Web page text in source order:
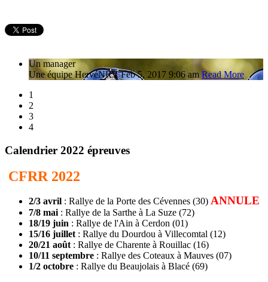
Un manager
Une équipe HervéNRV Feb 5, 2017 9:06 amRead More
1
2
3
4
Calendrier 2022 épreuves
CFRR 2022
2/3 avril : Rallye de la Porte des Cévennes (30) ANNULE
7/8 mai : Rallye de la Sarthe à La Suze (72)
18/19 juin : Rallye de l'Ain à Cerdon (01)
15/16 juillet : Rallye du Dourdou à Villecomtal (12)
20/21 août : Rallye de Charente à Rouillac (16)
10/11 septembre : Rallye des Coteaux à Mauves (07)
1/2 octobre : Rallye du Beaujolais à Blacé (69)